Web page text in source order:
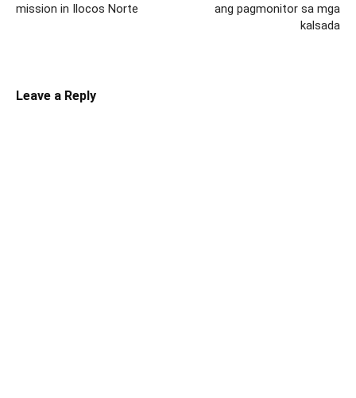
mission in Ilocos Norte
ang pagmonitor sa mga
kalsada
Leave a Reply